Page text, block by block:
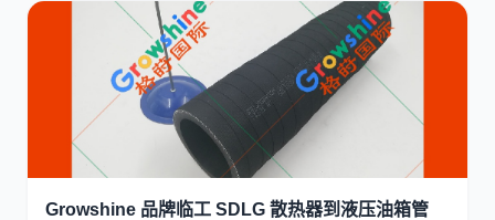
Growshine 品牌临工 SDLG 散热器到液压油箱管